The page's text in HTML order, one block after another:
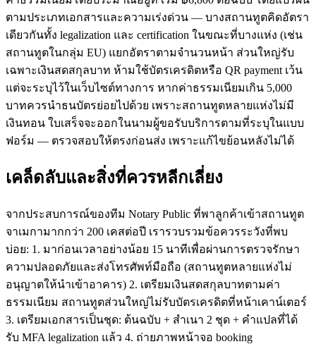
ตามประเภทเอกสารและความเร่งด่วน — บางสถานทูตคิดอัตรา
เดียวกันทั้ง legalization และ certification ในขณะที่บางแห่ง (เช่น
สถานทูตในกลุ่ม EU) แยกอัตราตามจำนวนหน้า ส่วนใหญ่รับ
เฉพาะเงินสดสกุลบาท ห้ามใช้บัตรเครดิตหรือ QR payment เว้น
แต่จะระบุไว้ในเว็บไซต์ทางการ หากค่าธรรมเนียมเกิน 5,000
บาทควรนำธนบัตรย่อยไปด้วย เพราะสถานทูตหลายแห่งไม่มี
เงินทอน ใบเสร็จจะออกในนามผู้ขอรับบริการตามที่ระบุในแบบ
ฟอร์ม — ตรวจสอบให้ตรงก่อนส่ง เพราะแก้ไขย้อนหลังไม่ได้
เคล็ดลับและสิ่งที่ควรหลีกเลี่ยง
จากประสบการณ์ของทีม Notary Public ที่พาลูกค้าเข้าสถานทูต
จาเมกามากกว่า 200 เคสต่อปี เรารวบรวมข้อควรระวังที่พบ
บ่อย: 1. มาก่อนเวลาอย่างน้อย 15 นาทีเพื่อผ่านการตรวจรักษา
ความปลอดภัยและส่งโทรศัพท์มือถือ (สถานทูตหลายแห่งไม่
อนุญาตให้นำเข้าอาคาร) 2. เตรียมเงินสดสกุลบาทตามค่า
ธรรมเนียม สถานทูตส่วนใหญ่ไม่รับบัตรเครดิตที่หน้าเคาน์เตอร์
3. เตรียมเอกสารเป็นชุด: ต้นฉบับ + สำเนา 2 ชุด + คำแปลที่ได้
รับ MFA legalization แล้ว 4. ถ่ายภาพหน้าจอ booking